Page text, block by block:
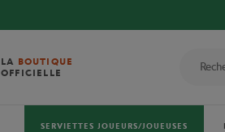
LA BOUTIQUE
OFFICIELLE
SERVIETTES JOUEURS/JOUEUSES